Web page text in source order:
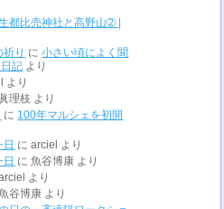
都比売神社と高野山➁ |
り に小さい頃によく聞
記 より
より
理枝 より
に 100年マルシェを初開
にarciel
より
に魚谷博康 より
より
谷博康 より